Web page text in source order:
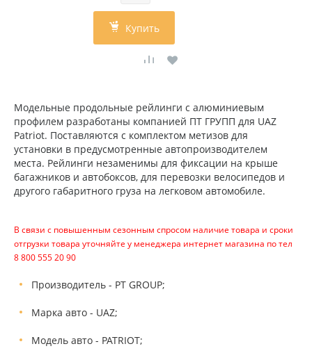
Купить
Модельные продольные рейлинги с алюминиевым
профилем разработаны компанией ПТ ГРУПП для UAZ
Patriot. Поставляются с комплектом метизов для
установки в предусмотренные автопроизводителем
места. Рейлинги незаменимы для фиксации на крыше
багажников и автобоксов, для перевозки велосипедов и
другого габаритного груза на легковом автомобиле.
В связи с повышенным сезонным спросом наличие товара и сроки
отгрузки товара уточняйте у менеджера интернет магазина по тел
8 800 555 20 90
Производитель - PT GROUP;
Марка авто - UAZ;
Модель авто - PATRIOT;